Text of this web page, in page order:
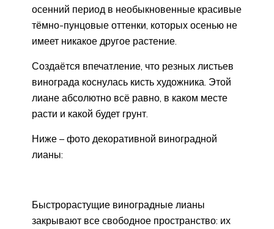
осенний период в необыкновенные красивые
тёмно-пунцовые оттенки, которых осенью не
имеет никакое другое растение.
Создаётся впечатление, что резных листьев
винограда коснулась кисть художника. Этой
лиане абсолютно всё равно, в каком месте
расти и какой будет грунт.
Ниже – фото декоративной виноградной
лианы:
Быстрорастущие виноградные лианы
закрывают все свободное пространство: их